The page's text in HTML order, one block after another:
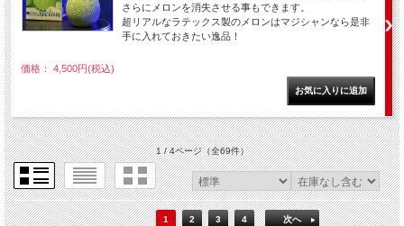
さらにメロンを消失させる事もできます。
超リアルなラテックス製のメロンはマジシャンなら是非
手に入れておきたい逸品！
価格： 4,500円(税込)
1 / 4ページ（全69件）
1 2 3 4 次へ